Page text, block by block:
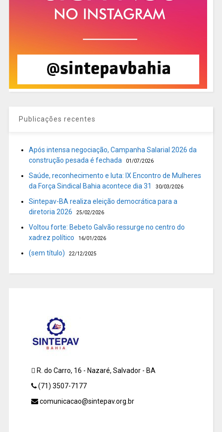
Publicações recentes
Após intensa negociação, Campanha Salarial 2026 da
construção pesada é fechada
01/07/2026
Saúde, reconhecimento e luta: IX Encontro de Mulheres
da Força Sindical Bahia acontece dia 31
30/03/2026
Sintepav-BA realiza eleição democrática para a
diretoria 2026
25/02/2026
Voltou forte: Bebeto Galvão ressurge no centro do
xadrez político
16/01/2026
(sem título) 22/12/2025
R. do Carro, 16 - Nazaré, Salvador - BA
(71) 3507-7177
comunicacao@sintepav.org.br